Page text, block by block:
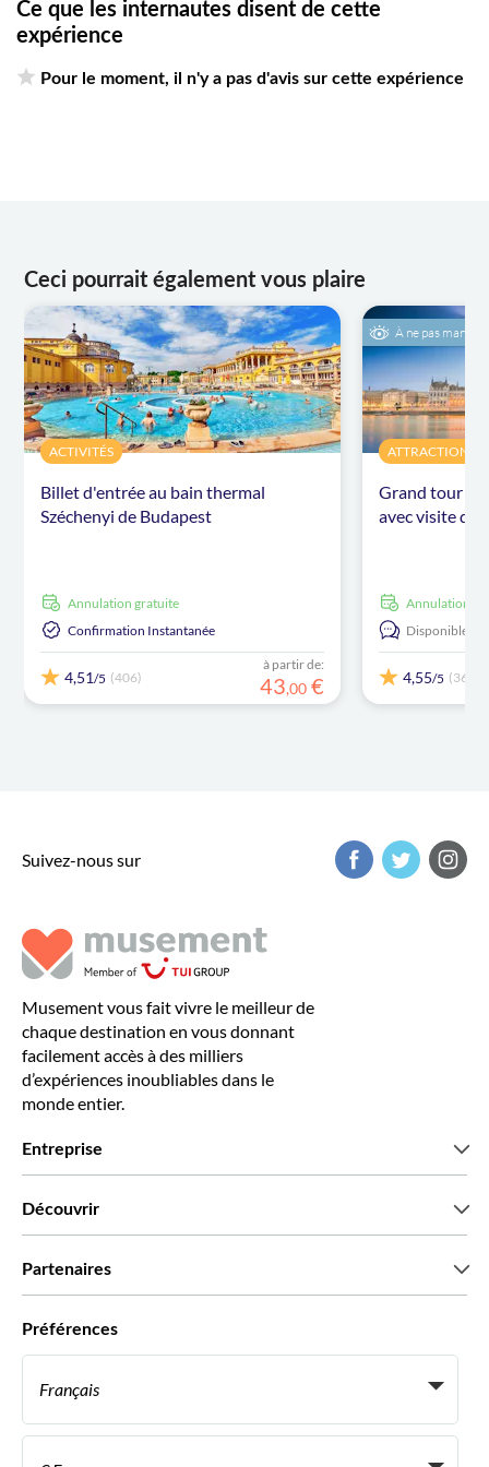
Ce que les internautes disent de cette
expérience
Pour le moment, il n'y a pas d'avis sur cette expérience
Ceci pourrait également vous plaire
ACTIVITÉS
Billet d'entrée au bain thermal
Széchenyi de Budapest
Annulation gratuite
Confirmation Instantanée
4,51/5 (406)
à partir de:
43,00 €
À ne pas
ATTRACTIONS
Grand tour de
avec visite du
Annulation
Disponible en:
4,55/5 (36)
Suivez-nous sur
Musement vous fait vivre le meilleur de
chaque destination en vous donnant
facilement accès à des milliers
d’expériences inoubliables dans le
monde entier.
Entreprise
Découvrir
Partenaires
Agences de voyages
Devenir Fournisseur
Préférences
Français
Italiano